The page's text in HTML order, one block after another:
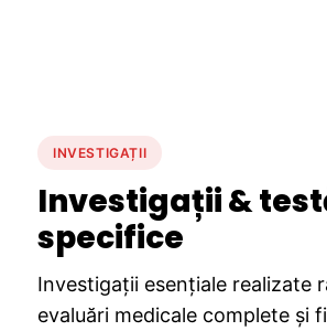
INVESTIGAȚII
Investigații &
specifice
Investigații esențiale realizate
evaluări medicale complete și